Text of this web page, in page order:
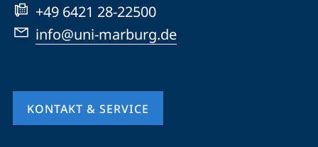
+49 6421 28-22500
info@uni-marburg.de
KONTAKT & SERVICE